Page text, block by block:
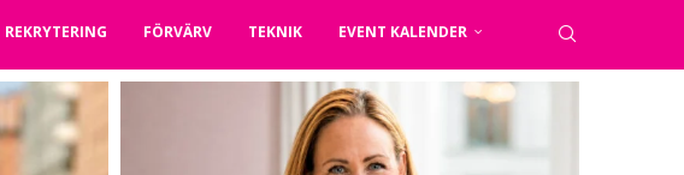
REKRYTERING FÖRVÄRV TEKNIK EVENT KALENDER